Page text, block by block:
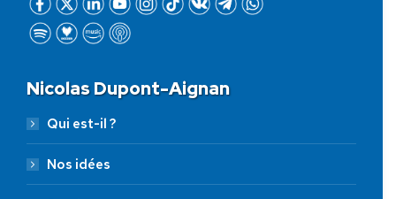
Nicolas Dupont-Aignan
Qui est-il ?
Nos idées